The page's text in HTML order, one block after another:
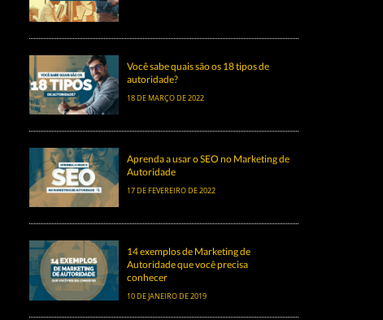
Você sabe quais são os 18 tipos de
autoridade?
18 DE MARÇO DE 2022
Aprenda a usar o SEO no Marketing de
Autoridade
17 DE FEVEREIRO DE 2022
14 exemplos de Marketing de
Autoridade que você precisa
conhecer
10 DE JANEIRO DE 2019